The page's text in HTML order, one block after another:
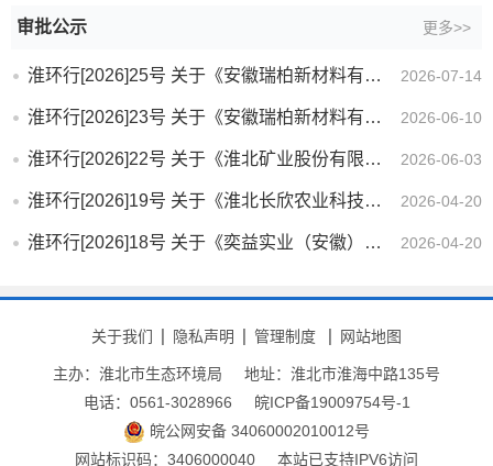
审批公示 更多>>
淮环行[2026]25号 关于《安徽瑞柏新材料有限公司丙酸酯柔性生产技改项目环境影响报告书》的批复 2026-07-14
淮环行[2026]23号 关于《安徽瑞柏新材料有限公司醋酸酯装置技改项目环境影响报告书》的批复 2026-06-10
淮环行[2026]22号 关于《淮北矿业股份有限公司青东煤矿采煤沉陷区矿区地质环境治理项目环境影响报告书》... 2026-06-03
淮环行[2026]19号 关于《淮北长欣农业科技有限公司环境友好型农药制剂项目环境影响报告表》的批复 2026-04-20
淮环行[2026]18号 关于《奕益实业（安徽）有限公司年产3万吨高效安全型复配农药制剂项目环境影响报告表》... 2026-04-20
关于我们 隐私声明 管理制度 网站地图
主办：淮北市生态环境局
地址：淮北市淮海中路135号
电话：0561-3028966
皖ICP备19009754号-1
皖公网安备 34060002010012号
网站标识码：3406000040
本站已支持IPV6访问